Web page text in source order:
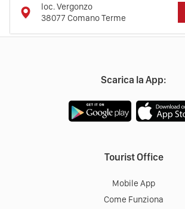
loc. Vergonzo
38077 Comano Terme
Scarica la App:
Tourist Office
Mobile App
Come Funziona